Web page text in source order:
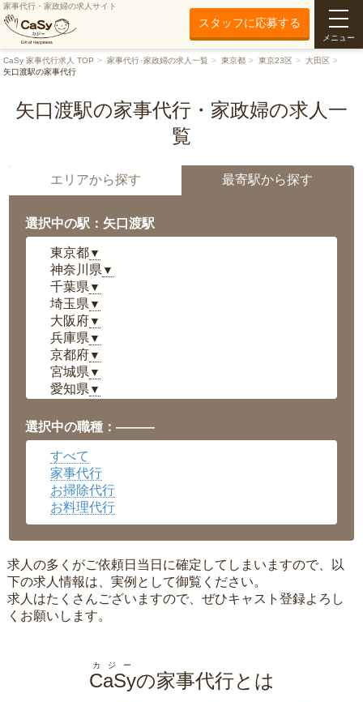
家事代行・家政婦の求人サイト
スタッフに応募する
メニュー
CaSy 家事代行求人 TOP 家事代行･家政婦の求人一覧 東京都 東京23区
大田区
矢口渡駅の家事代行
矢口渡駅の家事代行・家政婦の求人一
覧
エリアから探す 最寄駅から探す
選択中の駅：矢口渡駅
東京都▼
神奈川県 ▼
千葉県 ▼
埼玉県 ▼
大阪府▼
兵庫県 ▼
京都府▼
宮城県 ▼
愛知県 ▼
岡山県▼
広島県▼
沖縄県
選択中の職種：———
すべて
家事代行
お掃除代行
お料理代行
求人の多くがご依頼日当日に確定してしまいますので、以
下の求人情報は、実例として御覧ください。
求人はたくさんございますので、ぜひキャスト登録よろし
くお願いします。
CaSy
カジー
の家事代行とは